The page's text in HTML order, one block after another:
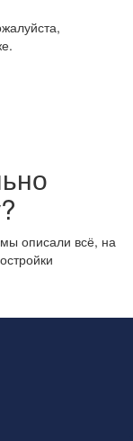
описали всё, на